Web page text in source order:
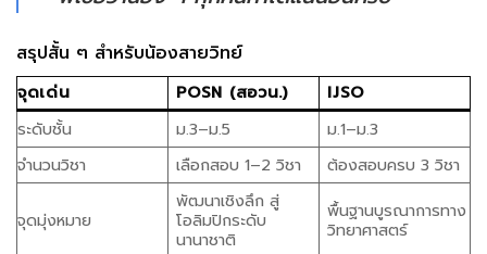
สรุปสั้น ๆ สำหรับน้องสายวิทย์
จุดเด่น POSN (สอวน.)
IJSO
ระดับชั้น
ม.3–ม.5
ม.1–ม.3
จำนวนวิชา
เลือกสอบ 1–2 วิชา ต้องสอบครบ 3 วิชา
จุดมุ่งหมาย
พัฒนาเชิงลึก สู่
โอลิมปิกระดับ
นานาชาติ
พื้นฐานบูรณาการทาง
วิทยาศาสตร์